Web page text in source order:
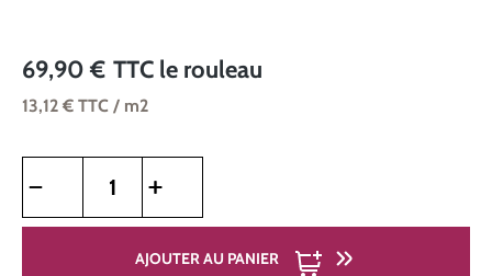
69,90 € TTC le rouleau
13,12 € TTC / m2
AJOUTER AU PANIER